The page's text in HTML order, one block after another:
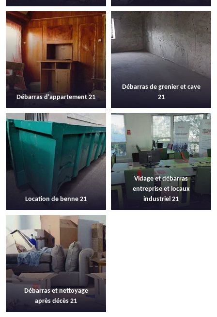
Débarras d'appartement 21
Débarras de grenier et cave
21
Location de benne 21
Vidage et débarras
entreprise et locaux
industriel 21
Débarras et nettoyage
après décès 21